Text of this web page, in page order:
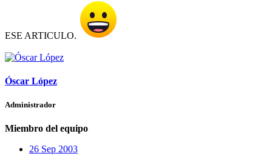
ESE ARTICULO.
Óscar López
Administrador
Miembro del equipo
26 Sep 2003